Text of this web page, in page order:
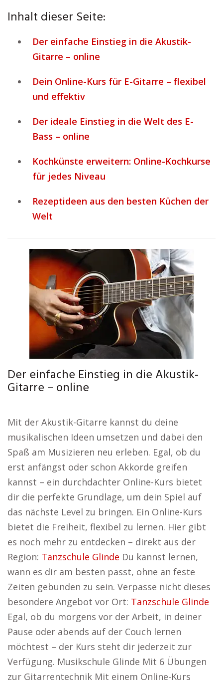
Inhalt dieser Seite:
Der einfache Einstieg in die Akustik-
Gitarre – online
Dein Online-Kurs für E-Gitarre – flexibel
und effektiv
Der ideale Einstieg in die Welt des E-
Bass – online
Kochkünste erweitern: Online-Kochkurse
für jedes Niveau
Rezeptideen aus den besten Küchen der
Welt
Der einfache Einstieg in die Akustik-
Gitarre – online
Mit der Akustik-Gitarre kannst du deine
musikalischen Ideen umsetzen und dabei den
Spaß am Musizieren neu erleben. Egal, ob du
erst anfängst oder schon Akkorde greifen
kannst – ein durchdachter Online-Kurs bietet
dir die perfekte Grundlage, um dein Spiel auf
das nächste Level zu bringen. Ein Online-Kurs
bietet die Freiheit, flexibel zu lernen. Hier gibt
es noch mehr zu entdecken – direkt aus der
Region: Tanzschule Glinde Du kannst lernen,
wann es dir am besten passt, ohne an feste
Zeiten gebunden zu sein. Verpasse nicht dieses
besondere Angebot vor Ort: Tanzschule Glinde
Egal, ob du morgens vor der Arbeit, in deiner
Pause oder abends auf der Couch lernen
möchtest – der Kurs steht dir jederzeit zur
Verfügung. Musikschule Glinde Mit 6 Übungen
zur Gitarrentechnik Mit einem Online-Kurs